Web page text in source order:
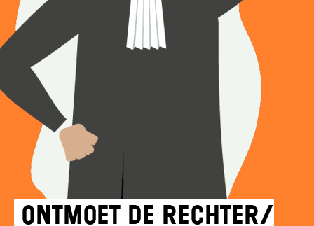
Ontmoet de rechter/